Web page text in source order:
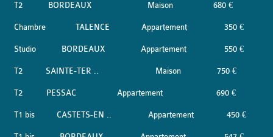
T2 BORDEAUX Maison 680 €
Chambre TALENCE Appartement 350 €
Studio BORDEAUX Appartement 550 €
T2 SAINTE-TER .. Maison 750 €
T2 PESSAC Appartement 690 €
T1 bis CASTETS-EN .. Appartement 450 €